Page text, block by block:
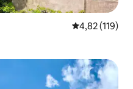
Gemiddelde
4,82 (119)